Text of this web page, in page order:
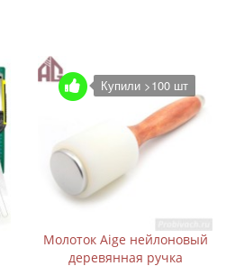
Купили >100 шт
Молоток Aige нейлоновый
деревянная ручка